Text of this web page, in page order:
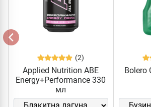
(2)
Applied Nutrition ABE
Energy+Performance 330
мл
Bolero